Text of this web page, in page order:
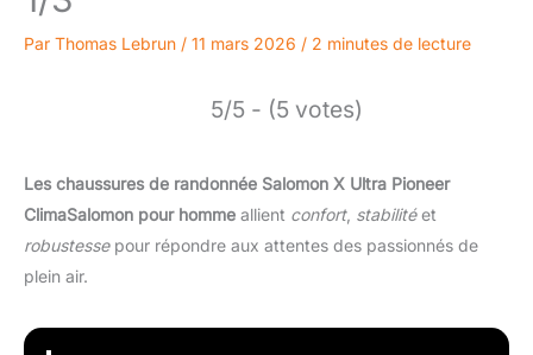
Par Thomas Lebrun / 11 mars 2026 / 2 minutes de lecture
5/5 - (5 votes)
Les chaussures de randonnée Salomon X Ultra Pioneer
ClimaSalomon pour homme allient confort, stabilitéet
robustessepour répondre aux attentes des passionnés de
plein air.